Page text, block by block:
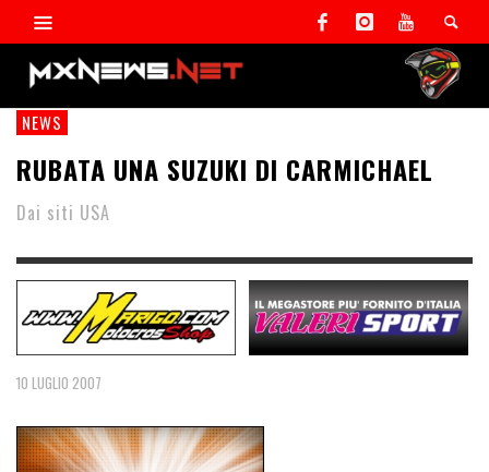
NEWS
RUBATA UNA SUZUKI DI CARMICHAEL
Dai siti USA
10 LUGLIO 2007